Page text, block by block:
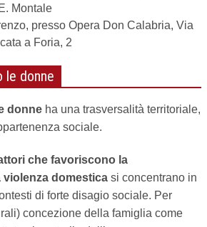
Montale
presso Opera Don Calabria, Via
a Foria, 2
le donne
donne ha una trasversalità territoriale,
sociale.
che favoriscono la
domestica si concentrano in
di forte disagio sociale. Per
concezione della famiglia come